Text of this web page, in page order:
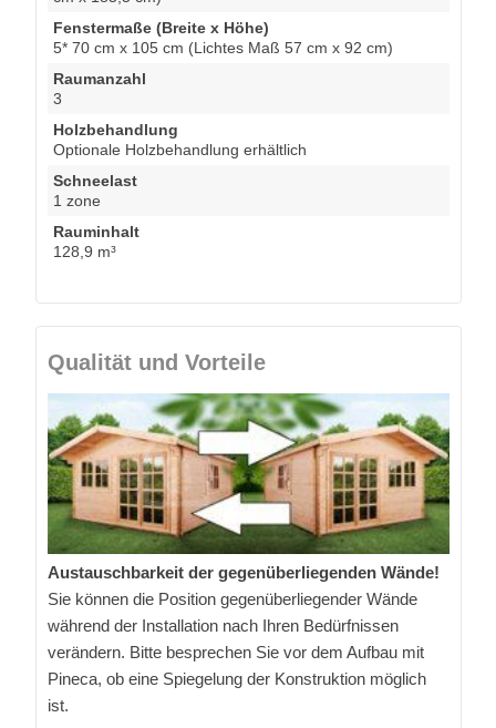
Fenstermaße (Breite x Höhe)
5* 70 cm x 105 cm (Lichtes Maß 57 cm x 92 cm)
Raumanzahl
3
Holzbehandlung
Optionale Holzbehandlung erhältlich
Schneelast
1 zone
Rauminhalt
128,9 m³
Qualität und Vorteile
Austauschbarkeit der gegenüberliegenden Wände!
Sie können die Position gegenüberliegender Wände
während der Installation nach Ihren Bedürfnissen
verändern. Bitte besprechen Sie vor dem Aufbau mit
Pineca, ob eine Spiegelung der Konstruktion möglich
ist.